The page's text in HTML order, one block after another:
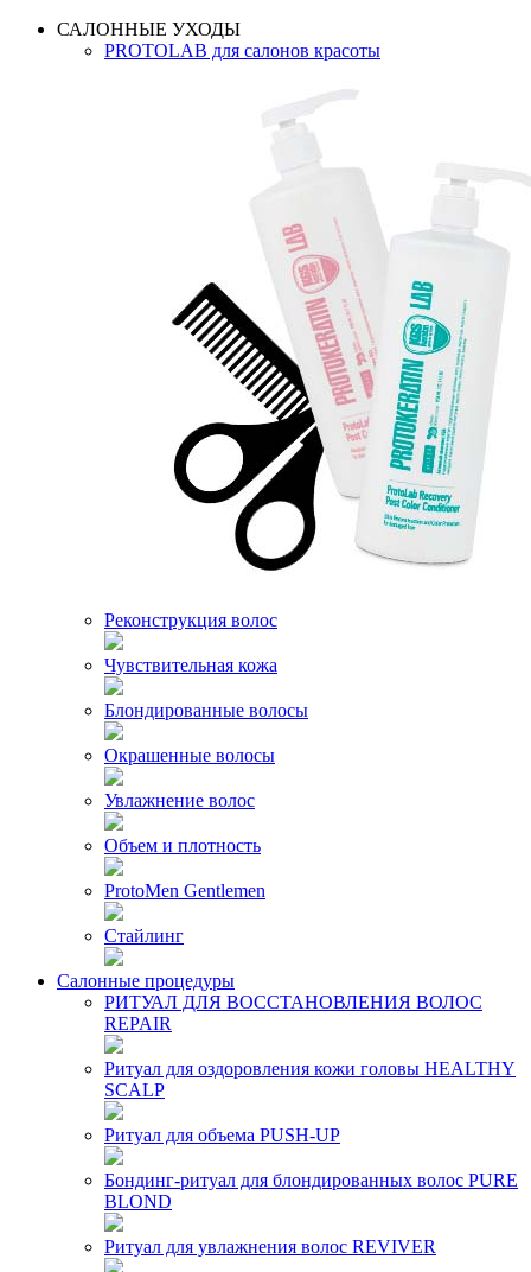
САЛОННЫЕ УХОДЫ
PROTOLAB для салонов красоты
Реконструкция волос
Чувствительная кожа
Блондированные волосы
Окрашенные волосы
Увлажнение волос
Объем и плотность
ProtoMen Gentlemen
Стайлинг
Салонные процедуры
РИТУАЛ ДЛЯ ВОССТАНОВЛЕНИЯ ВОЛОС
REPAIR
Ритуал для оздоровления кожи головы HEALTHY
SCALP
Ритуал для объема PUSH-UP
Бондинг-ритуал для блондированных волос PURE
BLOND
Ритуал для увлажнения волос REVIVER